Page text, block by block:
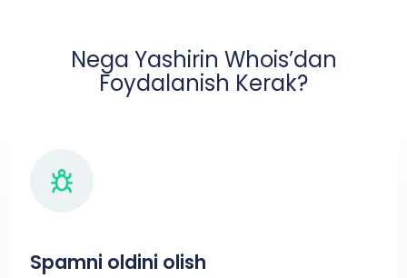
Nega Yashirin Whois’dan
Foydalanish Kerak?
Spamni oldini olish